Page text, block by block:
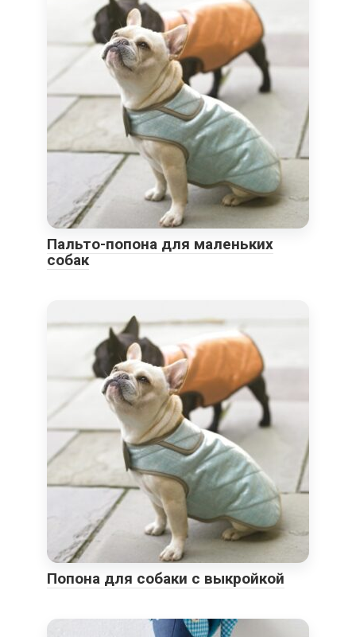
Пальто-попона для маленьких
собак
Попона для собаки с выкройкой